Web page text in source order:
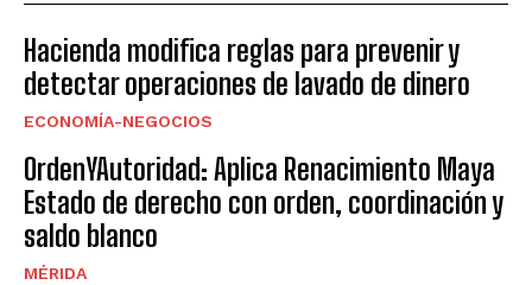
Hacienda modifica reglas para prevenir y
detectar operaciones de lavado de dinero
ECONOMÍA-NEGOCIOS
OrdenYAutoridad: Aplica Renacimiento Maya
Estado de derecho con orden, coordinación y
saldo blanco
MÉRIDA